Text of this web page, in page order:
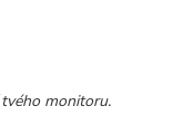
monitoru.